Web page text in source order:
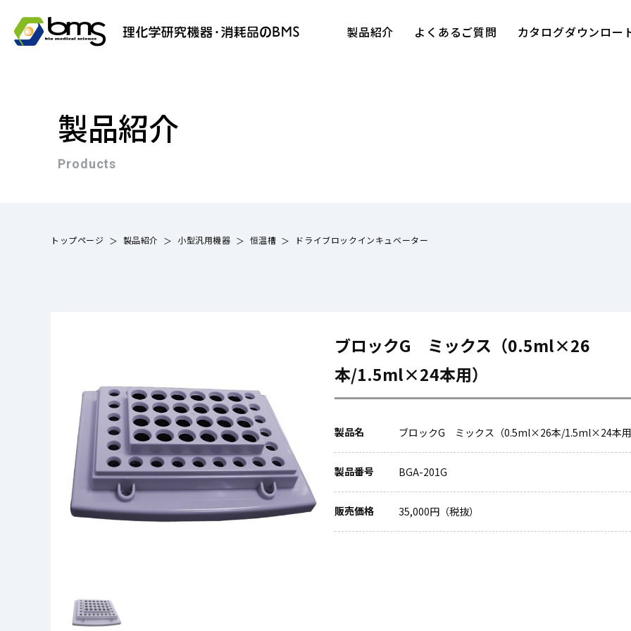
製品紹介 よくあるご質問 カタログダウンロー
製品紹介
Products
トップページ 製品紹介 小型汎用機器 恒温槽 ドライブロックインキュベーター
ブロックG ミックス（0.5ml×26
本/1.5ml×24本用）
製品名 ブロックG ミックス（0.5ml×26本/1.5ml×24本
製品番号 BGA-201G
販売価格 35,000円（税抜）